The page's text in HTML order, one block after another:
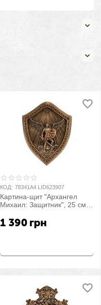
КОД: 78341A4 LID623907
Картина-щит "Архангел
Михаил: Защитник", 25 см
1 390 грн